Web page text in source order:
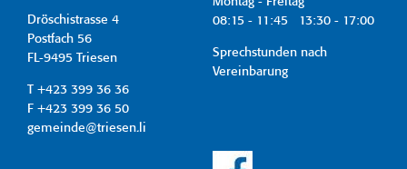
Dröschistrasse 4
Postfach 56
FL-9495 Triesen
T +423 399 36 36
F +423 399 36 50
gemeinde@triesen.li
08:15 - 11:45 13:30 - 17:00
Sprechstunden nach
Vereinbarung